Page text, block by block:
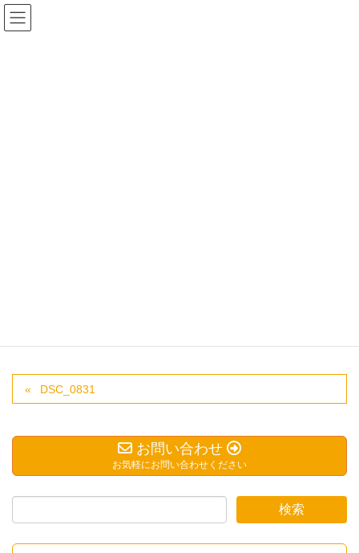
DSC_0831
お問い合わせ
お気軽にお問い合わせください